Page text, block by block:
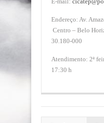
Endereço: Av.
Centro – Belo
30.180-000
Atendimento: 2ª
17:30 h